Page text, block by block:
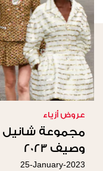
عروض أزياء
وصيف 2023
25-January-2023